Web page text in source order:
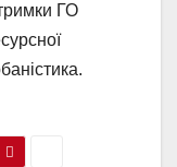
ГО